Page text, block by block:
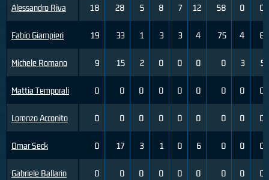
Alessandro Riva
Fabio Giampieri
Michele Romano
Mattia Temporali
Lorenzo Acconito
Omar Seck
Gabriele Ballarin
18 28 5 8 7 12 58 0 0
19 33 1 3 3 4 75 4 8
9 15 2 0 0 0 0 3 5
0 0 0 0 0 0 0 0 0
0 0 0 0 0 0 0 0 0
0 17 3 1 0 6 0 0 0
0 0 0 0 0 0 0 0 0